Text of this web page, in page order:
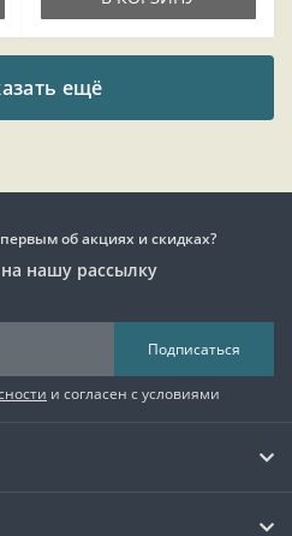
ещё
об акциях и скидках?
нашу рассылку
Подписаться
и согласен с условиями